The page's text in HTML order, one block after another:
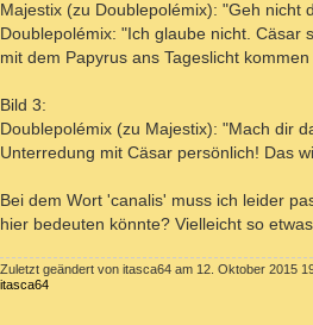
Majestix (zu Doublepolémix): "Geh nicht
Doublepolémix: "Ich glaube nicht. Cäsar
mit dem Papyrus ans Tageslicht
Bild 3:
Doublepolémix (zu Majestix): "Mach dir
Unterredung mit Cäsar persönlich! Das
Bei dem Wort 'canalis' muss ich leider
hier bedeuten könnte? Vielleicht so
Zuletzt geändert von itasca64 am 12. Oktober 2015
itasca64